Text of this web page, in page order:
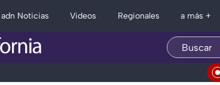
adn Noticias Videos Regionales a más +